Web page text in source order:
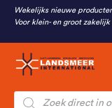
Wekelijks nieuwe
Voor klein- en groot zakelijk
Producten